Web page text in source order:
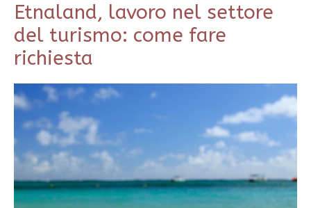
Etnaland, lavoro nel settore
del turismo: come fare
richiesta